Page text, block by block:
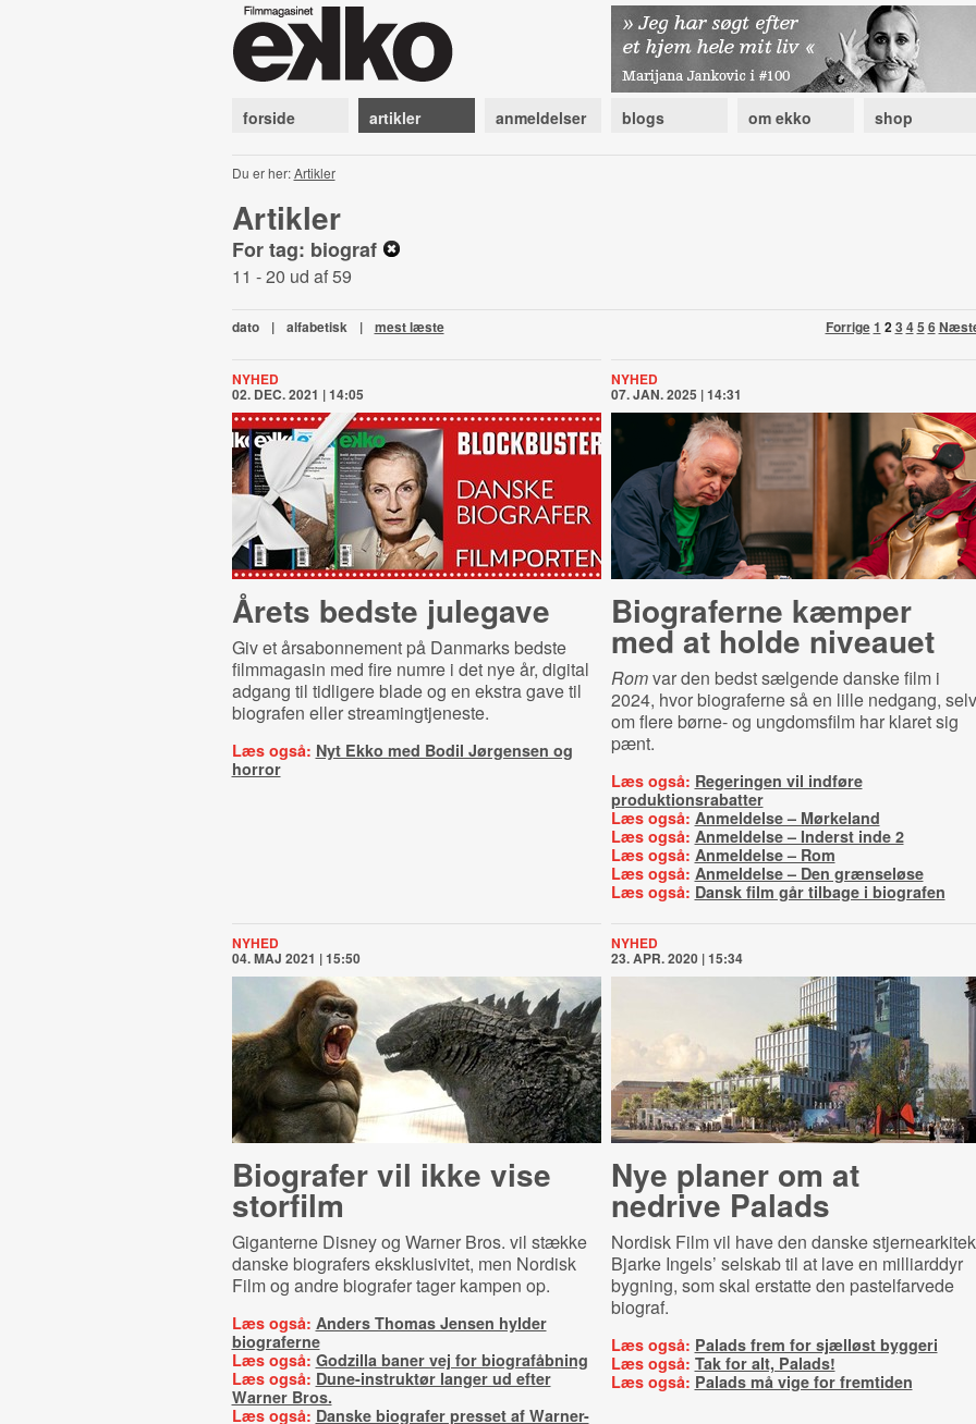
forside artikler anmeldelser blogs om ekko shop
Du er her:Artikler
Artikler
For tag: biograf
11 - 20 ud af 59
Forrige1 23 45 6
dato | alfabetisk | mest læste
NYHED
02. DEC. 2021 | 14:05
Årets bedste julegave
Giv et årsabonnement på Danmarks bedste
filmmagasin med fire numre i det nye år, digital
adgang til tidligere blade og en ekstra gave til
biografen eller streamingtjeneste.
Læs også: Nyt Ekko med Bodil Jørgensen og
horror
NYHED
07. JAN. 2025 | 14:31
Biograferne kæmper
med at holde niveauet
Romvar den bedst sælgende danske film i
2024, hvor biograferne så en lille nedgang, selv
om flere børne- og ungdomsfilm har klaret sig
pænt.
Læs også: Regeringen vil indføre
produktionsrabatter
Læs også: Anmeldelse – Mørkeland
Læs også: Anmeldelse – Inderst inde 2
Læs også: Anmeldelse – Rom
Læs også: Anmeldelse – Den grænseløse
Læs også: Dansk film går tilbage i biografen
NYHED
04. MAJ 2021 | 15:50
Biografer vil ikke vise
storfilm
Giganterne Disney og Warner Bros. vil stække
danske biografers eksklusivitet, men Nordisk
Film og andre biografer tager kampen op.
Læs også: Anders Thomas Jensen hylder
biograferne
Læs også: Godzilla baner vej for biografåbning
Læs også: Dune-instruktør langer ud efter
Warner Bros.
Læs også: Danske biografer presset af Warner-
NYHED
23. APR. 2020 | 15:34
Nye planer om at
nedrive Palads
Nordisk Film vil have den danske
Bjarke Ingels’ selskab til at lave en milliarddyr
bygning, som skal erstatte den pastelfarvede
biograf.
Læs også: Palads frem for sjælløst byggeri
Læs også: Tak for alt, Palads!
Læs også: Palads må vige for fremtiden